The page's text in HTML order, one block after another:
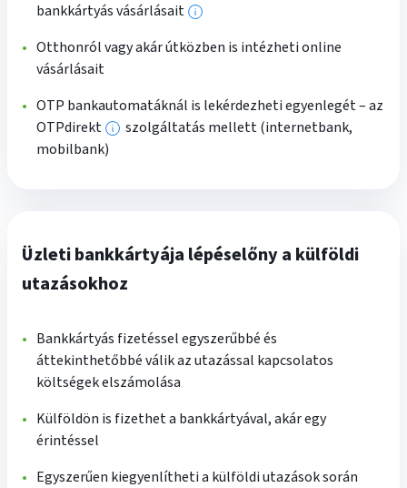
bankkártyás vásárlásait
További
információk
Otthonról vagy akár útközben is intézheti online
vásárlásait
OTP bankautomatáknál is lekérdezheti egyenlegét – az
OTPdirekt
További
szolgáltatás mellett (internetbank,
mobilbank)
Üzleti bankkártyája lépéselőny a külföldi
utazásokhoz
Bankkártyás fizetéssel egyszerűbbé és
áttekinthetőbbé válik az utazással kapcsolatos
költségek elszámolása
Külföldön is fizethet a bankkártyával, akár egy
érintéssel
Egyszerűen kiegyenlítheti a külföldi utazások során